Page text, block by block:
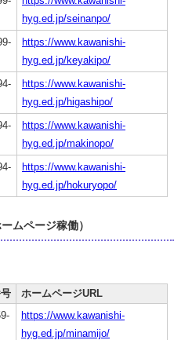
hyg.ed.jp/seinanpo/
https://www.kawanishi-
hyg.ed.jp/keyakipo/
https://www.kawanishi-
hyg.ed.jp/higashipo/
https://www.kawanishi-
hyg.ed.jp/makinopo/
https://www.kawanishi-
hyg.ed.jp/hokuryopo/
ムページ稼働）
ホームページURL
https://www.kawanishi-
hyg.ed.jp/minamijo/